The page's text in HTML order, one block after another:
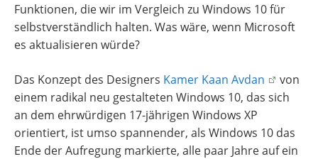
Funktionen, die wir im Vergleich zu Windows 10 für
selbstverständlich halten. Was wäre, wenn Microsoft
es aktualisieren würde?
Das Konzept des Designers Kamer Kaan Avdan
von
einem radikal neu gestalteten Windows 10, das sich
an dem ehrwürdigen 17-jährigen Windows XP
orientiert, ist umso spannender, als Windows 10 das
Ende der Aufregung markierte, alle paar Jahre auf ein